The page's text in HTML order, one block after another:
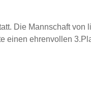
Die Mannschaft von
einen ehrenvollen